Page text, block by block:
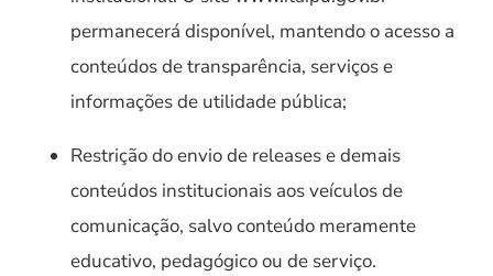
permanecerá disponível, mantendo o acesso a
conteúdos de transparência, serviços e
informações de utilidade pública;
Restrição do envio de releases e demais
conteúdos institucionais aos veículos de
comunicação, salvo conteúdo meramente
educativo, pedagógico ou de serviço.